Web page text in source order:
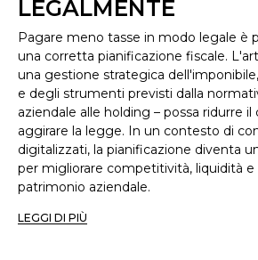
LEGALMENTE
Pagare meno tasse in modo legale è
una corretta pianificazione fiscale.
una gestione strategica
e degli strumenti previsti dalla
aziendale alle holding – possa ridurre il
aggirare la legge. In un contesto di
digitalizzati, la pianificazione diventa
per migliorare competitività, liquidità
patrimonio aziendale.
LEGGI DI PIÙ